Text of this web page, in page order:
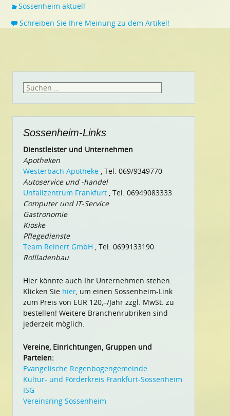
Sossenheim aktuell
Schreiben Sie Ihre Meinung zu dem Artikel!
Suchen
Sossenheim-Links
Dienstleister und Unternehmen
Apotheken
Westerbach Apotheke , Tel. 069/9349770
Autoservice und -handel
Unfallzentrum Frankfurt , Tel. 06949083333
Computer und IT-Service
Gastronomie
Kioske
Pflegedienste
Team Reinert GmbH , Tel. 0699133190
Rollladenbau
Hier könnte auch Ihr Unternehmen stehen.
Klicken Sie hier , um einen Sossenheim-Link
zum Preis von EUR 120,–/Jahr zzgl. MwSt. zu
bestellen! Weitere Branchenrubriken sind
jederzeit möglich.
Vereine, Einrichtungen, Gruppen und
Parteien:
Evangelische Regenbogengemeinde
Kultur- und Förderkreis Frankfurt-Sossenheim
ISG
Vereinsring Sossenheim